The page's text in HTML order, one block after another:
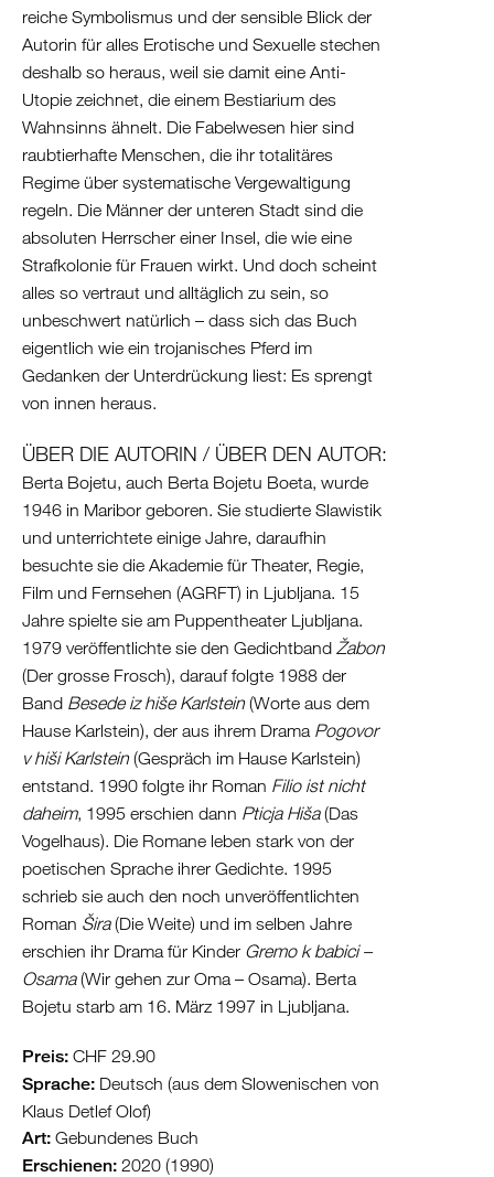
reiche Symbolismus und der sensible Blick der
Autorin für alles Erotische und Sexuelle stechen
deshalb so heraus, weil sie damit eine Anti-
Utopie zeichnet, die einem Bestiarium des
Wahnsinns ähnelt. Die Fabelwesen hier sind
raubtierhafte Menschen, die ihr totalitäres
Regime über systematische Vergewaltigung
regeln. Die Männer der unteren Stadt sind die
absoluten Herrscher einer Insel, die wie eine
Strafkolonie für Frauen wirkt. Und doch scheint
alles so vertraut und alltäglich zu sein, so
unbeschwert natürlich – dass sich das Buch
eigentlich wie ein trojanisches Pferd im
Gedanken der Unterdrückung liest: Es sprengt
von innen heraus.
ÜBER DIE AUTORIN / ÜBER DEN AUTOR:
Berta Bojetu, auch Berta Bojetu Boeta, wurde
1946 in Maribor geboren. Sie studierte Slawistik
und unterrichtete einige Jahre, daraufhin
besuchte sie die Akademie für Theater, Regie,
Film und Fernsehen (AGRFT) in Ljubljana. 15
Jahre spielte sie am Puppentheater Ljubljana.
1979 veröffentlichte sie den Gedichtband Žabon
(Der grosse Frosch), darauf folgte 1988 der
Band Besede iz hiše Karlstein(Worte aus dem
Hause Karlstein), der aus ihrem Drama Pogovor
v hiši Karlstein(Gespräch im Hause Karlstein)
entstand. 1990 folgte ihr Roman Filio ist nicht
daheim, 1995 erschien dann Pticja Hiša(Das
Vogelhaus). Die Romane leben stark von der
poetischen Sprache ihrer Gedichte. 1995
schrieb sie auch den noch unveröffentlichten
Roman Šira(Die Weite) und im selben Jahre
erschien ihr Drama für Kinder Gremo k babici –
Osama(Wir gehen zur Oma – Osama). Berta
Bojetu starb am 16. März 1997 in Ljubljana.
Preis: CHF 29.90
Sprache: Deutsch (aus dem Slowenischen von
Klaus Detlef Olof)
Art: Gebundenes Buch
Erschienen: 2020 (1990)